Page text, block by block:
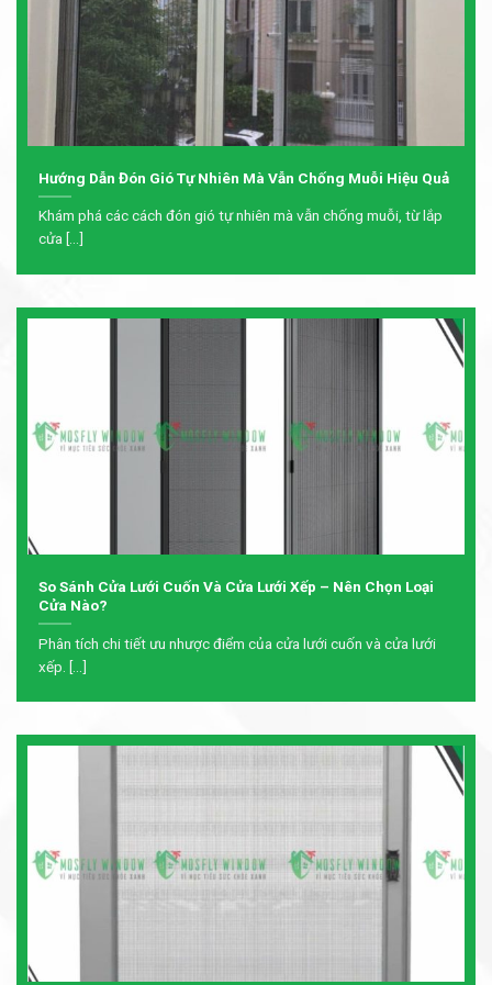
Hướng Dẫn Đón Gió Tự Nhiên Mà Vẫn Chống Muỗi Hiệu Quả
Khám phá các cách đón gió tự nhiên mà vẫn chống muỗi, từ lắp
cửa [...]
So Sánh Cửa Lưới Cuốn Và Cửa Lưới Xếp – Nên Chọn Loại
Cửa Nào?
Phân tích chi tiết ưu nhược điểm của cửa lưới cuốn và cửa lưới
xếp. [...]